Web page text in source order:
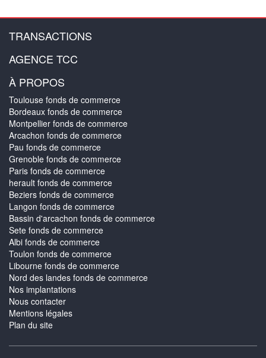
TRANSACTIONS
AGENCE TCC
À PROPOS
Toulouse fonds de commerce
Bordeaux fonds de commerce
Montpellier fonds de commerce
Arcachon fonds de commerce
Pau fonds de commerce
Grenoble fonds de commerce
Paris fonds de commerce
herault fonds de commerce
Beziers fonds de commerce
Langon fonds de commerce
Bassin d'arcachon fonds de commerce
Sete fonds de commerce
Albi fonds de commerce
Toulon fonds de commerce
Libourne fonds de commerce
Nord des landes fonds de commerce
Nos implantations
Nous contacter
Mentions légales
Plan du site